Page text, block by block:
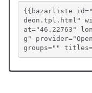
{{bazarliste
deon.tpl.html"
at="46.22763"
g"
groups=""